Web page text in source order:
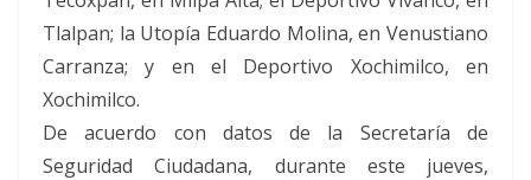
Tlalpan; la Utopía Eduardo Molina, en Venustiano
Carranza; y en el Deportivo Xochimilco, en
Xochimilco.
De acuerdo con datos de la Secretaría de
Seguridad Ciudadana, durante este jueves,